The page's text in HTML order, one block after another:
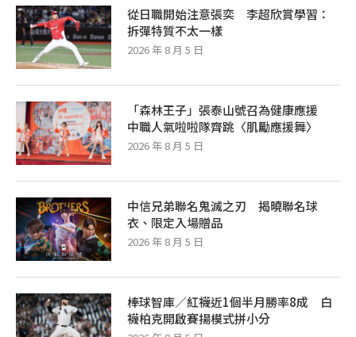
從日職開始注意張奕 李超欣賞學習：
拆彈特質不太一樣
2026 年 8 月 5 日
「森林王子」張泰山號召為健康應援
中職人氣啦啦隊齊跳〈肌勵應援舞〉
2026 年 8 月 5 日
中信兄弟聯名鬼滅之刃 揭曉聯名球
衣、限定入場贈品
2026 年 8 月 5 日
棒球智庫／紅襪近1個半月勝率8成 白
襪柏克開啟賽揚模式拼小分